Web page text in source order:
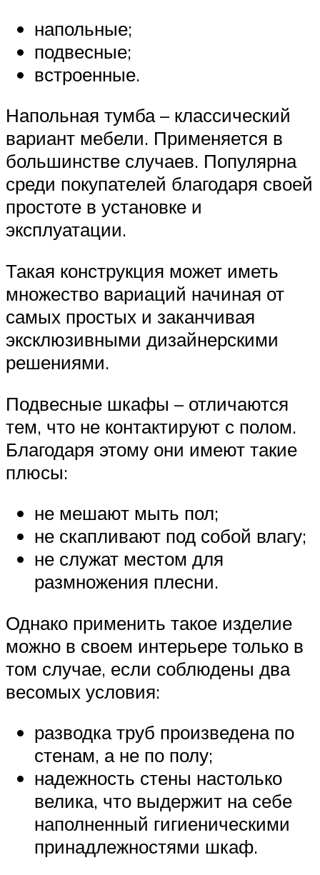
напольные;
подвесные;
встроенные.
Напольная тумба – классический
вариант мебели. Применяется в
большинстве случаев. Популярна
среди покупателей благодаря своей
простоте в установке и
эксплуатации.
Такая конструкция может иметь
множество вариаций начиная от
самых простых и заканчивая
эксклюзивными дизайнерскими
решениями.
Подвесные шкафы – отличаются
тем, что не контактируют с полом.
Благодаря этому они имеют такие
плюсы:
не мешают мыть пол;
не скапливают под собой влагу;
не служат местом для
размножения плесни.
Однако применить такое изделие
можно в своем интерьере только в
том случае, если соблюдены два
весомых условия:
разводка труб произведена по
стенам, а не по полу;
надежность стены настолько
велика, что выдержит на себе
наполненный гигиеническими
принадлежностями шкаф.